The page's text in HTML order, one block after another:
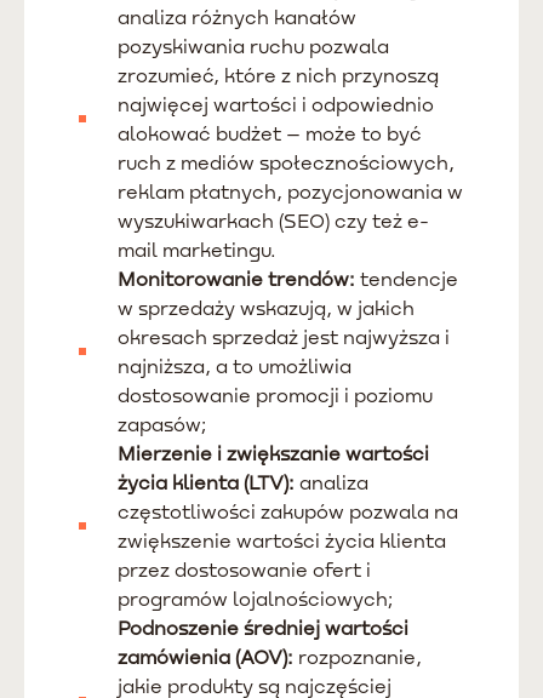
analiza różnych kanałów
pozyskiwania ruchu pozwala
zrozumieć, które z nich przynoszą
najwięcej wartości i odpowiednio
alokować budżet – może to być
ruch z mediów społecznościowych,
reklam płatnych, pozycjonowania w
wyszukiwarkach (SEO) czy też e-
mail marketingu.
Monitorowanie trendów: tendencje
w sprzedaży wskazują, w jakich
okresach sprzedaż jest najwyższa i
najniższa, a to umożliwia
dostosowanie promocji i poziomu
zapasów;
Mierzenie i zwiększanie wartości
życia klienta (LTV): analiza
częstotliwości zakupów pozwala na
zwiększenie wartości życia klienta
przez dostosowanie ofert i
programów lojalnościowych;
Podnoszenie średniej wartości
zamówienia (AOV): rozpoznanie,
jakie produkty są najczęściej